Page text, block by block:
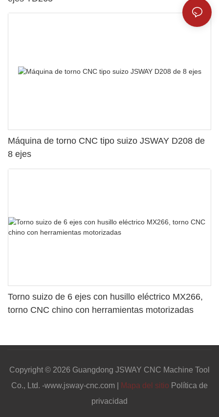
Máquina de torno CNC tipo suizo JSWAY D208 de
8 ejes
Torno suizo de 6 ejes con husillo eléctrico MX266,
torno CNC chino con herramientas motorizadas
Copyright © 2026 Guangdong JSWAY CNC Machine Tool
Co., Ltd. -www.jsway-cnc.com |
Mapa del sitio Política de
privacidad